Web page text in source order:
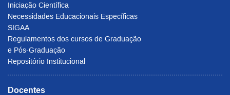
Iniciação Científica
Necessidades Educacionais Específicas
SIGAA
Regulamentos dos cursos de Graduação
e Pós-Graduação
Repositório Institucional
Docentes